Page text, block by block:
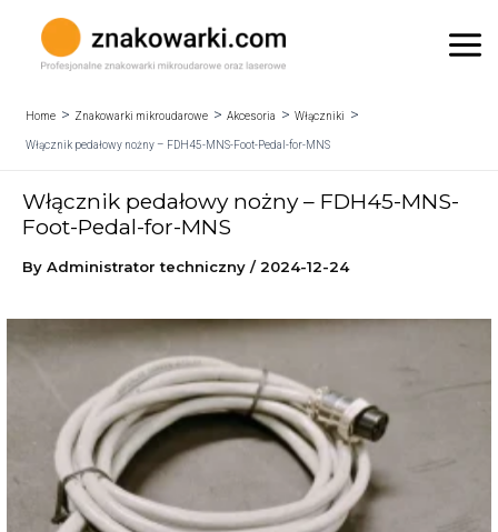
content
Home Znakowarki mikroudarowe Akcesoria Włączniki
Włącznik pedałowy nożny – FDH45-MNS-Foot-Pedal-for-MNS
Włącznik pedałowy nożny – FDH45-MNS-
Foot-Pedal-for-MNS
By Administrator techniczny /2024-12-24